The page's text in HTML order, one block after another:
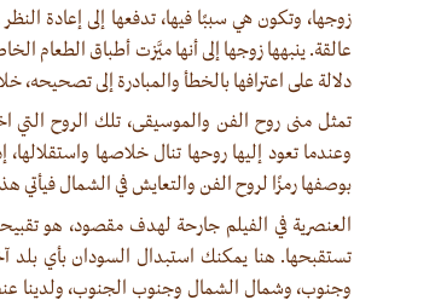
زوجها، وتكون هي سببًا فيها، تدفعها إلى إعادة
عالقة. ينبهها زوجها إلى أنها ميَّزت أطباق الطعام
دلالة على اعترافها بالخطأ والمبادرة إلى تصحيحه،
تمثل منى روح الفن والموسيقى، تلك الروح
وعندما تعود إليها روحها تنال خلاصها
بوصفها رمزًا لروح الفن والتعايش في الشمال
العنصرية في الفيلم جارحة لهدف مقصود، هو
تستقبحها. هنا يمكنك استبدال السودان بأي
وجنوب، وشمال الشمال وجنوب الجنوب، ولدينا